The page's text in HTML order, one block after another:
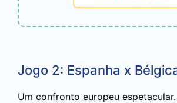
Jogo 2: Espanha x
Um confronto europeu